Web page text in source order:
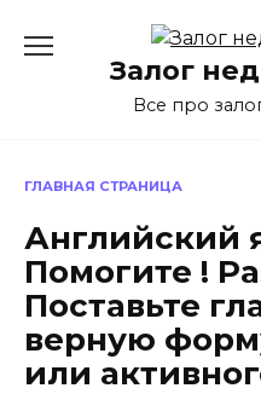
содержаниюЗалог
Все про
ГЛАВНАЯ СТРАНИЦА
Английский
Помогите !
Поставьте
верную
или